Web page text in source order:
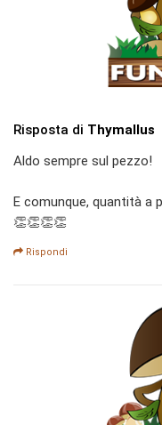
Risposta di Thymallus
Aldo sempre sul pezzo!
E comunque, quantità a
👏👏👏👏
Rispondi